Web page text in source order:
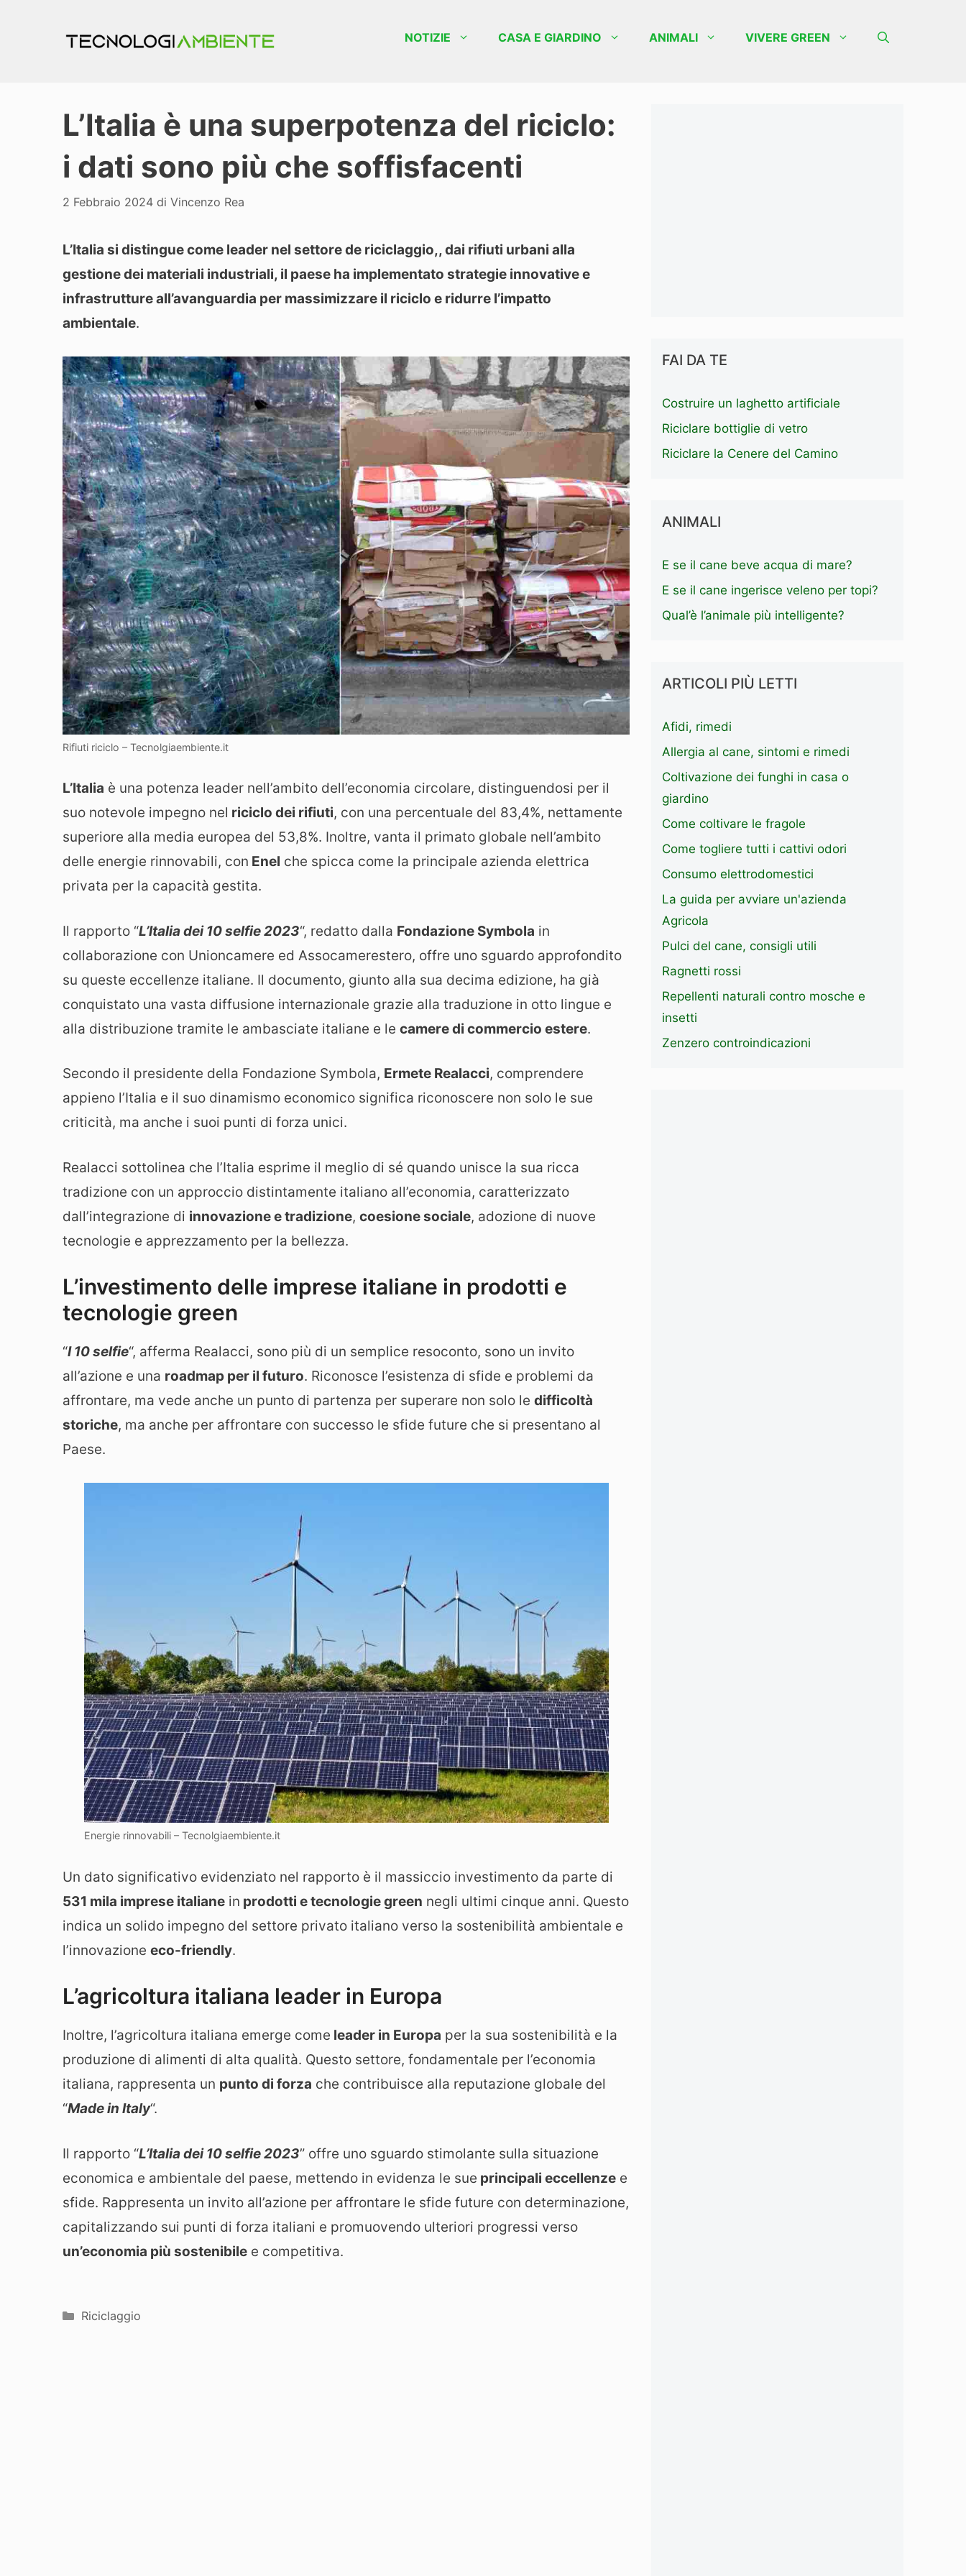
NOTIZIE CASA E GIARDINO ANIMALI VIVERE GREEN
L’Italia è una superpotenza del riciclo:
i dati sono più che soffisfacenti
2 Febbraio 2024 di Vincenzo Rea
L’Italia si distingue come leader nel settore de riciclaggio,, dai rifiuti urbani alla
gestione dei materiali industriali, il paese ha implementato strategie innovative e
infrastrutture all’avanguardia per massimizzare il riciclo e ridurre l’impatto
ambientale.
Rifiuti riciclo – Tecnolgiaembiente.it
L’Italia è una potenza leader nell’ambito dell’economia circolare, distinguendosi per il
suo notevole impegno nel riciclo dei rifiuti, con una percentuale del 83,4%, nettamente
superiore alla media europea del 53,8%. Inoltre, vanta il primato globale nell’ambito
delle energie rinnovabili, con Enel che spicca come la principale azienda elettrica
privata per la capacità gestita.
Il rapporto “L’Italia dei 10 selfie 2023“, redatto dalla Fondazione Symbola in
collaborazione con Unioncamere ed Assocamerestero, offre uno sguardo approfondito
su queste eccellenze italiane. Il documento, giunto alla sua decima edizione, ha già
conquistato una vasta diffusione internazionale grazie alla traduzione in otto lingue e
alla distribuzione tramite le ambasciate italiane e le camere di commercio estere.
Secondo il presidente della Fondazione Symbola, Ermete Realacci, comprendere
appieno l’Italia e il suo dinamismo economico significa riconoscere non solo le sue
criticità, ma anche i suoi punti di forza unici.
Realacci sottolinea che l’Italia esprime il meglio di sé quando unisce la sua ricca
tradizione con un approccio distintamente italiano all’economia, caratterizzato
dall’integrazione di innovazione e tradizione, coesione sociale, adozione di nuove
tecnologie e apprezzamento per la bellezza.
L’investimento delle imprese italiane in prodotti e
tecnologie green
“I 10 selfie“, afferma Realacci, sono più di un semplice resoconto, sono un invito
all’azione e una roadmap per il futuro. Riconosce l’esistenza di sfide e problemi da
affrontare, ma vede anche un punto di partenza per superare non solo le difficoltà
storiche, ma anche per affrontare con successo le sfide future che si presentano al
Paese.
Energie rinnovabili – Tecnolgiaembiente.it
Un dato significativo evidenziato nel rapporto è il massiccio investimento da parte di
531 mila imprese italiane in prodotti e tecnologie green negli ultimi cinque anni. Questo
indica un solido impegno del settore privato italiano verso la sostenibilità ambientale e
l’innovazione eco-friendly.
L’agricoltura italiana leader in Europa
Inoltre, l’agricoltura italiana emerge come leader in Europa per la sua sostenibilità e la
produzione di alimenti di alta qualità. Questo settore, fondamentale per l’economia
italiana, rappresenta un punto di forza che contribuisce alla reputazione globale del
“Made in Italy“.
Il rapporto “L’Italia dei 10 selfie 2023” offre uno sguardo stimolante sulla situazione
economica e ambientale del paese, mettendo in evidenza le sue principali eccellenze e
sfide. Rappresenta un invito all’azione per affrontare le sfide future con determinazione,
capitalizzando sui punti di forza italiani e promuovendo ulteriori progressi verso
un’economia più sostenibile e competitiva.
Categorie
Riciclaggio
FAI DA TE
Costruire un laghetto artificiale
Riciclare bottiglie di vetro
Riciclare la Cenere del Camino
ANIMALI
E se il cane beve acqua di mare?
E se il cane ingerisce veleno per topi?
Qual’è l’animale più intelligente?
ARTICOLI PIÙ LETTI
Afidi, rimedi
Allergia al cane, sintomi e rimedi
Coltivazione dei funghi in casa o
giardino
Come coltivare le fragole
Come togliere tutti i cattivi odori
Consumo elettrodomestici
La guida per avviare un'azienda
Agricola
Pulci del cane, consigli utili
Ragnetti rossi
Repellenti naturali contro mosche e
insetti
Zenzero controindicazioni